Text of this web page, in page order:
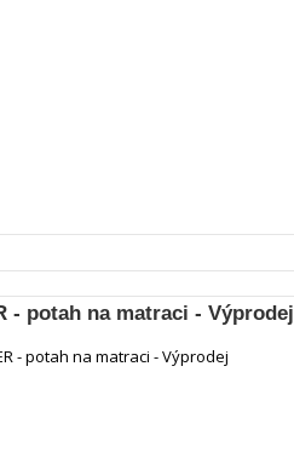
- potah na matraci - Výprodej